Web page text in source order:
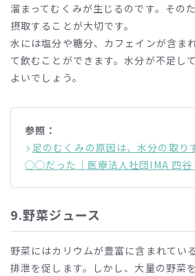
溜まってむくみが生じるのです。その
摂取することが大切です。
水には塩分や糖分、カフェインが含ま
て飲むことができます。水分が不足し
よいでしょう。
参照：
足のむくみの原因は、水分の取り
◯◯だった｜医療法人社団IMA 四谷
9.野菜ジュース
野菜にはカリウムが豊富に含まれてい
排泄を促します。しかし、大量の野菜